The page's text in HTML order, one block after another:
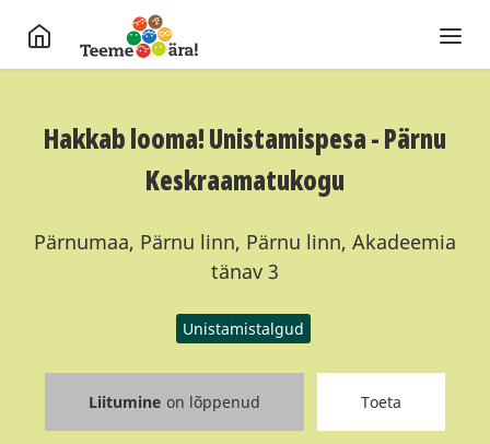
Hakkab looma! Unistamispesa - Pärnu
Keskraamatukogu
Pärnumaa, Pärnu linn, Pärnu linn, Akadeemia
tänav 3
Unistamistalgud
Liitumine on lõppenud Toeta